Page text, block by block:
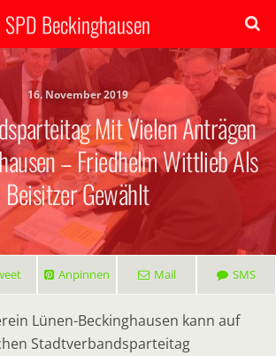
SPD Beckinghausen
16. November 2019
Mit Vielen Anträgen
– Friedhelm Wittlieb Als
Beisitzer Gewählt
Anpinnen Mail SMS
Lünen-Beckinghausen kann auf
Stadtverbandsparteitag